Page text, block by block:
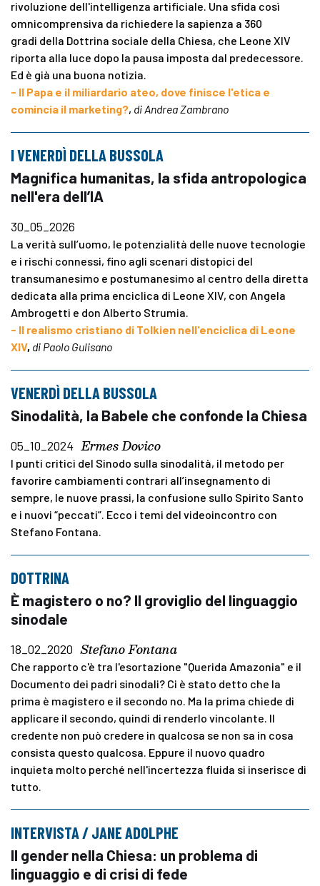
rivoluzione dell'intelligenza artificiale. Una sfida così
omnicomprensiva da richiedere la sapienza a 360
gradi della Dottrina sociale della Chiesa, che Leone XIV
riporta alla luce dopo la pausa imposta dal predecessore.
Ed è già una buona notizia.
- Il Papa e il miliardario ateo, dove finisce l'etica e
comincia il marketing?, di Andrea Zambrano
I VENERDÌ DELLA BUSSOLA
Magnifica humanitas, la sfida antropologica
nell'era dell’IA
30_05_2026
La verità sull’uomo, le potenzialità delle nuove tecnologie
e i rischi connessi, fino agli scenari distopici del
transumanesimo e postumanesimo al centro della diretta
dedicata alla prima enciclica di Leone XIV, con Angela
Ambrogetti e don Alberto Strumia.
- Il realismo cristiano di Tolkien nell'enciclica di Leone
XIV, di Paolo Gulisano
VENERDÌ DELLA BUSSOLA
Sinodalità, la Babele che confonde la Chiesa
05_10_2024 Ermes Dovico
I punti critici del Sinodo sulla sinodalità, il metodo per
favorire cambiamenti contrari all’insegnamento di
sempre, le nuove prassi, la confusione sullo Spirito Santo
e i nuovi “peccati”. Ecco i temi del videoincontro con
Stefano Fontana.
DOTTRINA
È magistero o no? Il groviglio del linguaggio
sinodale
18_02_2020 Stefano Fontana
Che rapporto c'è tra l'esortazione "Querida Amazonia" e il
Documento dei padri sinodali? Ci è stato detto che la
prima è magistero e il secondo no. Ma la prima chiede di
applicare il secondo, quindi di renderlo vincolante. Il
credente non può credere in qualcosa se non sa in cosa
consista questo qualcosa. Eppure il nuovo quadro
inquieta molto perché nell'incertezza fluida si inserisce di
tutto.
INTERVISTA / JANE ADOLPHE
Il gender nella Chiesa: un problema di
linguaggio e di crisi di fede